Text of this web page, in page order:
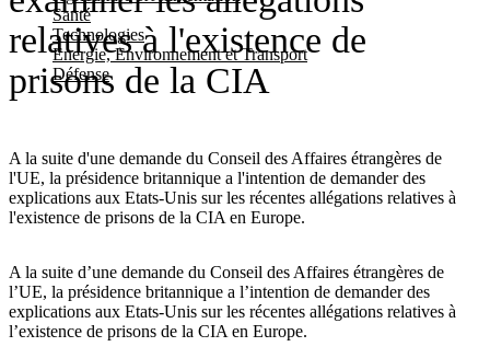
Santé
Technologies
Energie, Environnement et Transport
Défense
relatives à l'existence de
prisons de la CIA
A la suite d'une demande du Conseil des Affaires étrangères de
l'UE, la présidence britannique a l'intention de demander des
explications aux Etats-Unis sur les récentes allégations relatives à
l'existence de prisons de la CIA en Europe.
A la suite d’une demande du Conseil des Affaires étrangères de
l’UE, la présidence britannique a l’intention de demander des
explications aux Etats-Unis sur les récentes allégations relatives à
l’existence de prisons de la CIA en Europe.